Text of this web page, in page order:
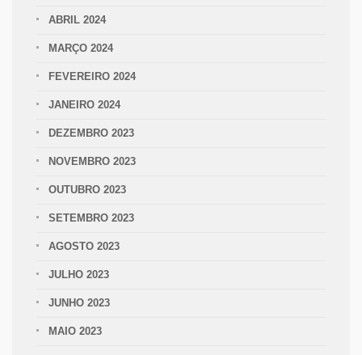
ABRIL 2024
MARÇO 2024
FEVEREIRO 2024
JANEIRO 2024
DEZEMBRO 2023
NOVEMBRO 2023
OUTUBRO 2023
SETEMBRO 2023
AGOSTO 2023
JULHO 2023
JUNHO 2023
MAIO 2023